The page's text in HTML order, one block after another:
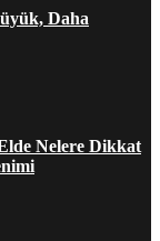
Daha
Nelere Dikkat